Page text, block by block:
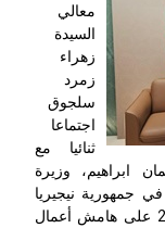
معالي
السيدة
زهراء
زمرد
سلجوق
اجتماعا
ثنائيا مع
ابراهيم، وزيرة
جمهورية نيجيريا
وذلك يوم 13 يوليو 2026 على هامش أعمال